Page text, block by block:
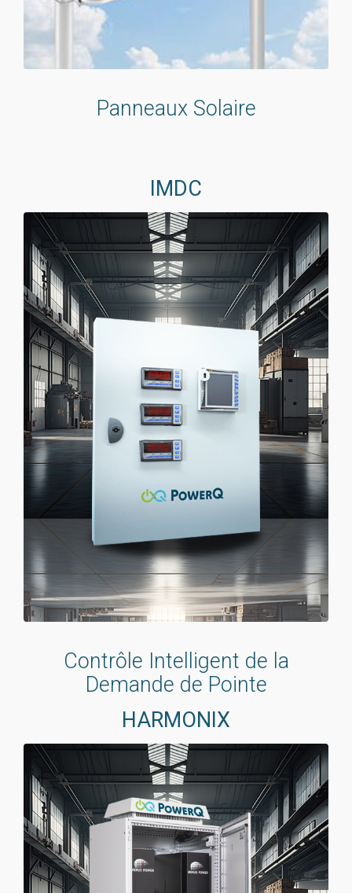
Panneaux Solaire
IMDC
Contrôle Intelligent de la
Demande de Pointe
HARMONIX